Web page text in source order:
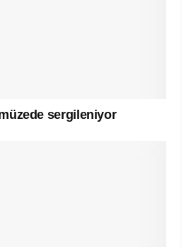
sergileniyor